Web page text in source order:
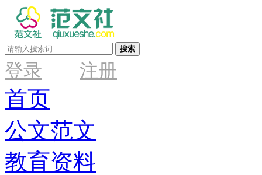
搜索
登录 注册
首页
公文范文
教育资料